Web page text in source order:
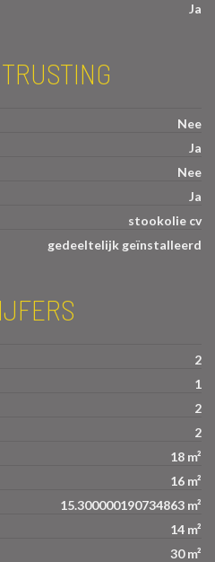
Ja
Nee
Ja
Nee
Ja
stookolie cv
gedeeltelijk geïnstalleerd
2
1
2
2
18 m²
16 m²
15.300000190734863 m²
14 m²
30 m²